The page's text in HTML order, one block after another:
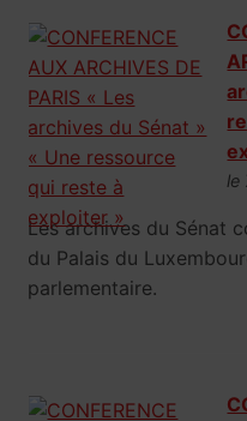
le
Les archives du Sénat
du Palais du
parlementaire.